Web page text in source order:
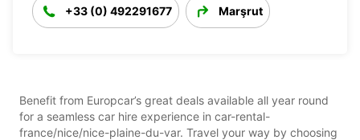
+33 (0) 492291677 Marşrut
Benefit from Europcar’s great deals available all year round
for a seamless car hire experience in car-rental-
france/nice/nice-plaine-du-var. Travel your way by choosing